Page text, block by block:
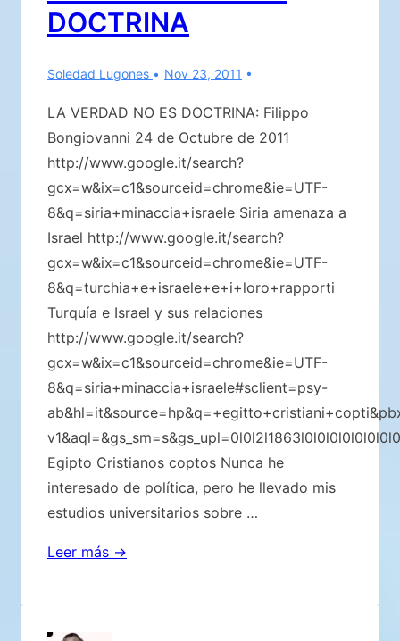
DOCTRINA
Soledad Lugones Nov 23, 2011
LA VERDAD NO ES DOCTRINA: Filippo
Bongiovanni 24 de Octubre de 2011
http://www.google.it/search?
gcx=w&ix=c1&sourceid=chrome&ie=UTF-
8&q=siria+minaccia+israele Siria amenaza a
Israel http://www.google.it/search?
gcx=w&ix=c1&sourceid=chrome&ie=UTF-
8&q=turchia+e+israele+e+i+loro+rapporti
Turquía e Israel y sus relaciones
http://www.google.it/search?
gcx=w&ix=c1&sourceid=chrome&ie=UTF-
8&q=siria+minaccia+israele#sclient=psy-
Egipto Cristianos coptos Nunca he
interesado de política, pero he llevado mis
estudios universitarios sobre …
LA
Leer más →